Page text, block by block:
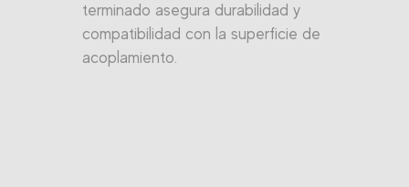
terminado asegura durabilidad y
compatibilidad con la superficie de
acoplamiento.